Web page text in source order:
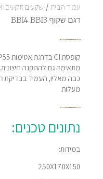
עמוד הבית / שקעים תקעים
דגם שקוף BBI4 BBI3
מתאימה גם להתקנה
מעלות
נתונים טכנים:
במידות:
250X170X150